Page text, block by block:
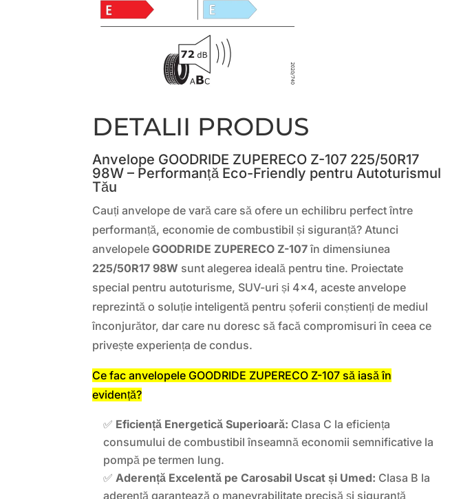
DETALII PRODUS
Anvelope GOODRIDE ZUPERECO Z-107 225/50R17
98W – Performanță Eco-Friendly pentru Autoturismul
Tău
Cauți anvelope de vară care să ofere un echilibru perfect între
performanță, economie de combustibil și siguranță? Atunci
anvelopeleGOODRIDE ZUPERECO Z-107în dimensiunea
225/50R17 98W sunt alegerea ideală pentru tine. Proiectate
special pentru autoturisme, SUV-uri și 4×4, aceste anvelope
reprezintă o soluție inteligentă pentru șoferii conștienți de mediul
înconjurător, dar care nu doresc să facă compromisuri în ceea ce
privește experiența de condus.
Ce fac anvelopele GOODRIDE ZUPERECO Z-107 să iasă în
evidență?
✅ Eficiență Energetică Superioară: Clasa C la eficiența
consumului de combustibil înseamnă economii semnificative la
pompă pe termen lung.
✅ Aderență Excelentă pe Carosabil Uscat și Umed: Clasa B la
aderență garantează o manevrabilitate precisă și siguranță